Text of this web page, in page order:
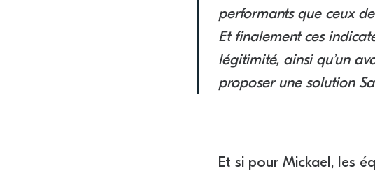
performants que ceux
Et finalement ces
légitimité, ainsi qu’un
proposer une solution
Et si pour Mickael, les